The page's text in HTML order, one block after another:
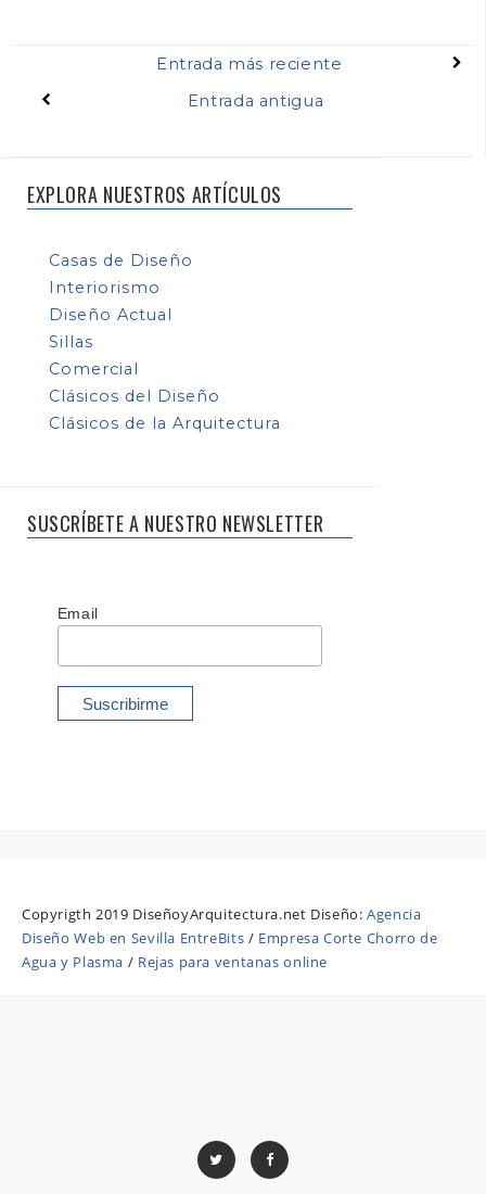
Entrada más reciente
Entrada antigua
EXPLORA NUESTROS ARTÍCULOS
Casas de Diseño
Interiorismo
Diseño Actual
Sillas
Comercial
Clásicos del Diseño
Clásicos de la Arquitectura
SUSCRÍBETE A NUESTRO NEWSLETTER
Email
Copyrigth 2019 DiseñoyArquitectura.net Diseño:Agencia
Diseño Web en Sevilla EntreBits / Empresa Corte Chorro de
Agua y Plasma / Rejas para ventanas online